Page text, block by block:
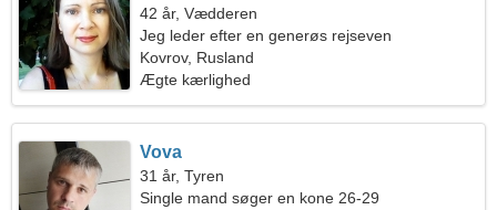
42 år, Vædderen
Jeg leder efter en generøs rejseven
Kovrov, Rusland
Ægte kærlighed
Vova
31 år, Tyren
Single mand søger en kone 26-29